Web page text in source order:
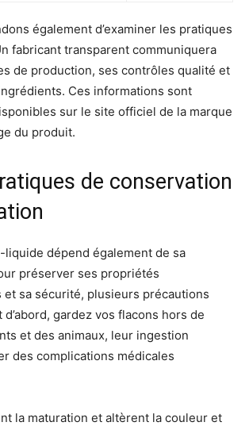
également d’examiner les pratiques
fabricant transparent communiquera
de production, ses contrôles qualité et
Ces informations sont
sur le site officiel de la marque
du produit.
de conservation
liquide dépend également de sa
préserver ses propriétés
sa sécurité, plusieurs précautions
d’abord, gardez vos flacons hors de
et des animaux, leur ingestion
des complications médicales
la maturation et altèrent la couleur et